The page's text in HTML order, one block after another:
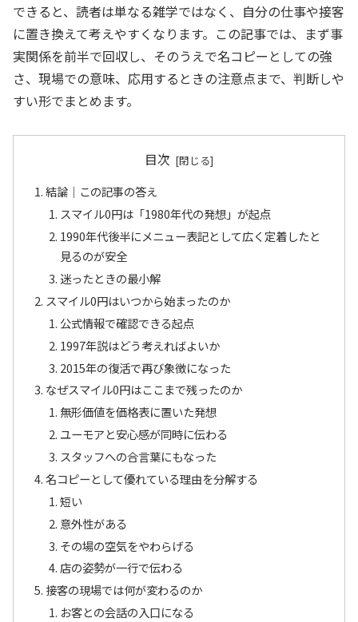
できると、読者は単なる雑学ではなく、自分の仕事や接客
に置き換えて考えやすくなります。この記事では、まず事
実関係を前半で回収し、そのうえで名コピーとしての強
さ、現場での意味、応用するときの注意点まで、判断しや
すい形でまとめます。
目次
結論｜この記事の答え
スマイル0円は「1980年代の発想」が起点
1990年代後半にメニュー表記として広く定着したと
見るのが安全
迷ったときの最小解
スマイル0円はいつから始まったのか
公式情報で確認できる起点
1997年説はどう考えればよいか
2015年の復活で再び象徴になった
なぜスマイル0円はここまで残ったのか
無形価値を価格表に置いた発想
ユーモアと安心感が同時に伝わる
スタッフへの合言葉にもなった
名コピーとして優れている理由を分解する
短い
意外性がある
その場の空気をやわらげる
店の姿勢が一行で伝わる
接客の現場では何が変わるのか
お客との会話の入口になる